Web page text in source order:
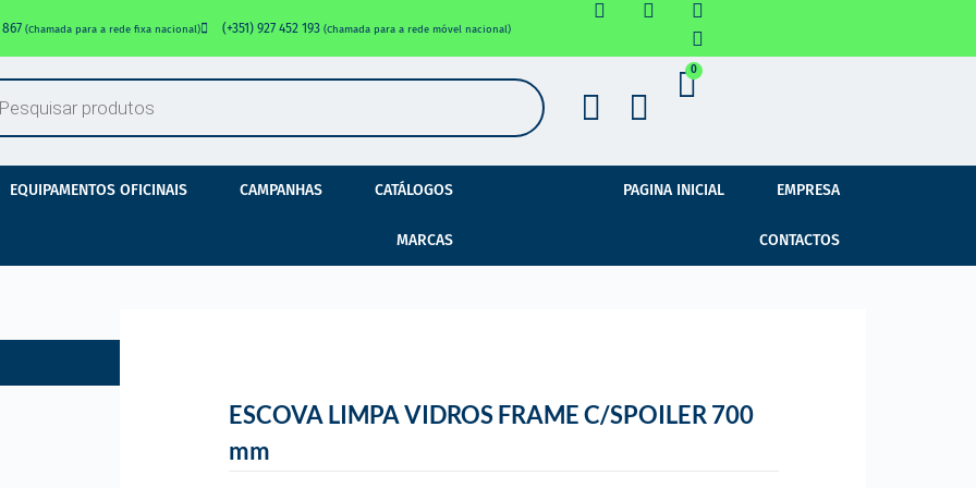
867 (Chamada para a rede fixa nacional) (+351) 927 452 193 (Chamada para a rede móvel nacional)
0
EQUIPAMENTOS OFICINAIS CAMPANHAS CATÁLOGOS
MARCAS
PAGINA INICIAL EMPRESA
CONTACTOS
ESCOVA LIMPA VIDROS FRAME C/SPOILER 700
mm